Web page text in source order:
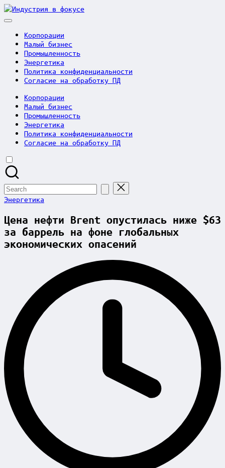
Skip
to
Индустрия
Корпорации
Малый бизнес
Промышленность
Энергетика
Политика конфиденциальности
Согласие на обработку ПД
Корпорации
Малый бизнес
Промышленность
Энергетика
Политика конфиденциальности
Согласие на обработку ПД
Search
for:
Posted
Энергетика
Цена нефти Brent опустилась ниже $63
за баррель на фоне глобальных
экономических опасений